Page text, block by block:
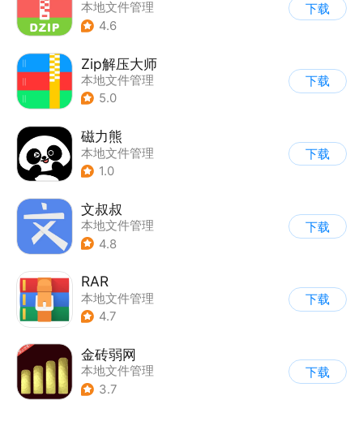
本地文件管理
4.6
下载
Zip解压大师
本地文件管理
5.0
下载
磁力熊
本地文件管理
1.0
下载
文叔叔
本地文件管理
4.8
下载
RAR
本地文件管理
4.7
下载
金砖弱网
本地文件管理
3.7
下载